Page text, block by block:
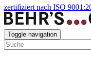
zertifiziert nach ISO
Toggle navigation